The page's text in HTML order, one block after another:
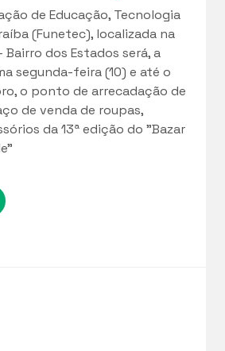
de Educação, Tecnologia
(Funetec), localizada na
Bairro dos Estados será, a
segunda-feira (10) e até o
o ponto de arrecadação de
de venda de roupas,
da 13ª edição do "Bazar